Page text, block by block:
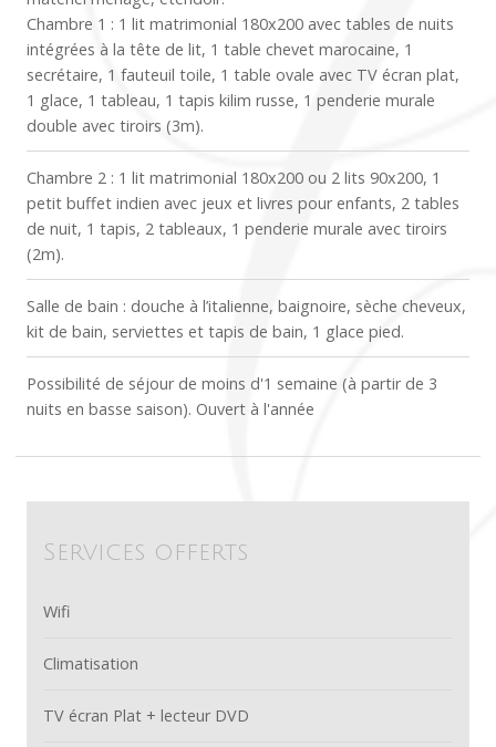
Chambre 1 : 1 lit matrimonial 180x200 avec tables de nuits
intégrées à la tête de lit, 1 table chevet marocaine, 1
secrétaire, 1 fauteuil toile, 1 table ovale avec TV écran plat,
1 glace, 1 tableau, 1 tapis kilim russe, 1 penderie murale
double avec tiroirs (3m).
Chambre 2 : 1 lit matrimonial 180x200 ou 2 lits 90x200, 1
petit buffet indien avec jeux et livres pour enfants, 2 tables
de nuit, 1 tapis, 2 tableaux, 1 penderie murale avec tiroirs
(2m).
Salle de bain : douche à l’italienne, baignoire, sèche cheveux,
kit de bain, serviettes et tapis de bain, 1 glace pied.
Possibilité de séjour de moins d'1 semaine (à partir de 3
nuits en basse saison). Ouvert à l'année
Services offerts
Wifi
Climatisation
TV écran Plat + lecteur DVD